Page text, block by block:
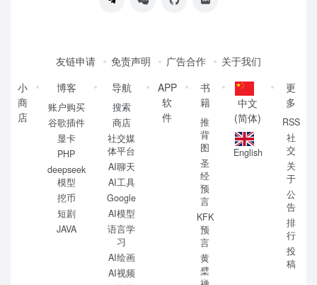
友链申请 免责声明 广告合作
关于我们
小
商
店
博客
账户购买
谷歌插件
显卡
PHP
deepseek
模型
挖币
短剧
JAVA
导航
搜索
商店
社交媒
体平台
AI聊天
AI工具
Google
AI模型
语言学
习
AI绘画
AI视频
APP
软
件
书
籍
推
背
图
圣
经
预
言
KFK
预
言
黄
檗
中文
(简体)
English
更
多
RSS
社
交
关
于
公
告
排
行
投
稿